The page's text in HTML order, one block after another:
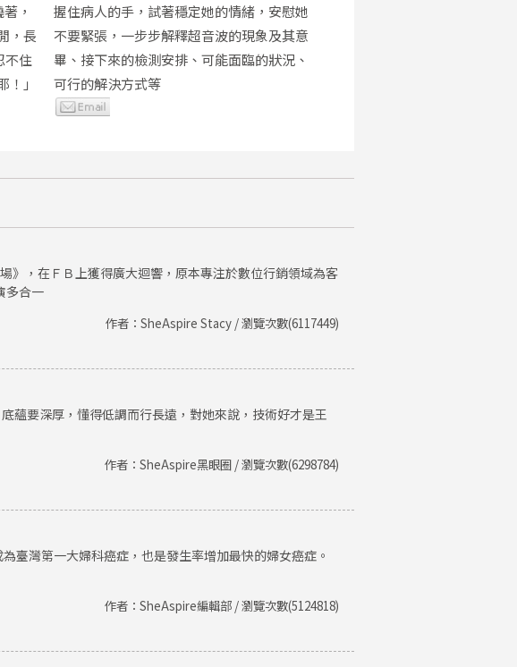
，
，長
不住
」
握住病人的手，試著穩定她的情緒，安慰她
不要緊張，一步步解釋超音波的現象及其意
畢、接下來的檢測安排、可能面臨的狀況、
可行的解決方式等
》，在ＦＢ上獲得廣大迴響，原本專注於數位行銷領域為客
多合一
作者：SheAspire Stacy / 瀏覽次數(6117449)
蘊要深厚，懂得低調而行長遠，對她來說，技術好才是王
作者：SheAspire黑眼圈 / 瀏覽次數(6298784)
臺灣第一大婦科癌症，也是發生率增加最快的婦女癌症。
作者：SheAspire編輯部 / 瀏覽次數(5124818)